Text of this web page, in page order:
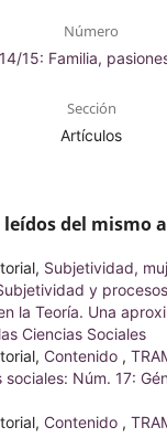
Número
15: Familia,
Sección
Artículos
del mismo
Subjetividad,
y
la Teoría. Una
Ciencias Sociales
Contenido ,
Núm. 17:
Contenido ,